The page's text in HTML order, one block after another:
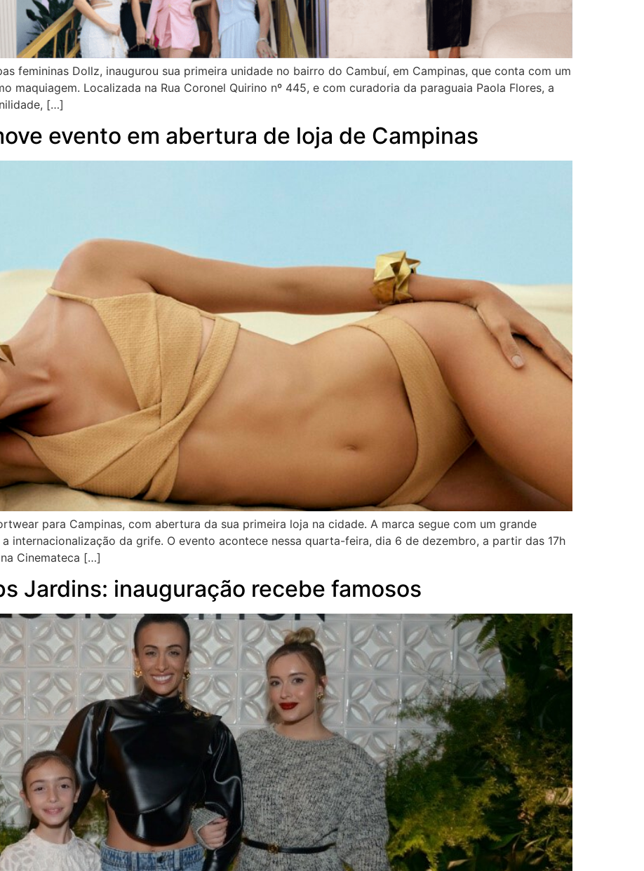
femininas Dollz, inaugurou sua primeira unidade no bairro do Cambuí, em Campinas, que conta com um
maquiagem. Localizada na Rua Coronel Quirino nº 445, e com curadoria da paraguaia Paola Flores, a
[…]
evento em abertura de loja de Campinas
para Campinas, com abertura da sua primeira loja na cidade. A marca segue com um grande
internacionalização da grife. O evento acontece nessa quarta-feira, dia 6 de dezembro, a partir das 17h
Cinemateca […]
Jardins: inauguração recebe famosos